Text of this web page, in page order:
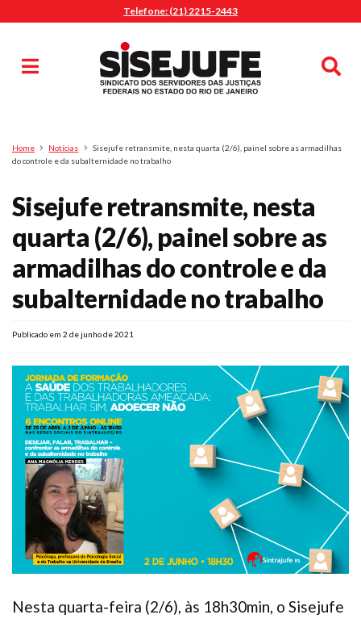
Telefone: (21) 2215-2443
Pesquisa
Home Notícias
Sisejufe retransmite, nesta quarta (2/6), painel sobre as armadilhas
do controle e da subalternidade no trabalho
Sisejufe retransmite, nesta
quarta (2/6), painel sobre as
armadilhas do controle e da
subalternidade no trabalho
Publicado em 2 de junho de 2021
Nesta quarta-feira (2/6), às 18h30min, o Sisejufe
MENU
Sindicalize-se
Jurídico
O Sindicato
Agenda
Casa do Alto
Sede Campestre
Nossos Convênios
Gympass Wellhub
Plano de Saúde
Assistência Funeral
Pós-graduação
FacebookInstagram YoutubeTikTok Whatsapp